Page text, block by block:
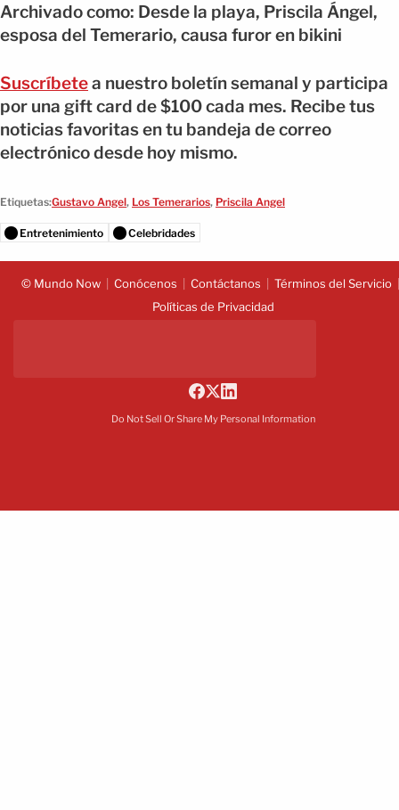
Archivado como: Desde la playa, Priscila Ángel,
esposa del Temerario, causa furor en bikini
Suscríbetea nuestro boletín semanal y participa
por una gift card de $100 cada mes. Recibe tus
noticias favoritas en tu bandeja de correo
electrónico desde hoy mismo.
Etiquetas:Gustavo Angel, Los Temerarios, Priscila Angel
Entretenimiento Celebridades
© Mundo Now Conócenos Contáctanos
Términos del Servicio
Políticas de Privacidad
Do Not Sell Or Share My Personal Information